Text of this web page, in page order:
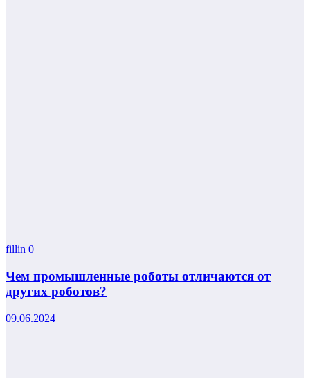
fillin 0
Чем промышленные роботы отличаются от
других роботов?
09.06.2024